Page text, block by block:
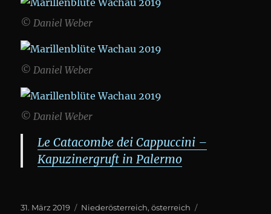
© Daniel Weber
© Daniel Weber
© Daniel Weber
Le Catacombe dei Cappuccini –
Kapuzinergruft in Palermo
Posted
31. März 2019 Categories
Niederösterreich,österreich